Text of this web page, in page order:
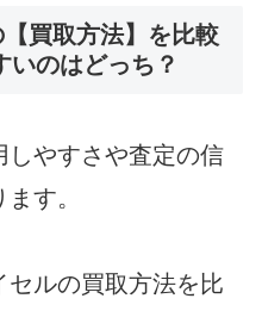
買取方法】を比較
いのはどっち？
しやすさや査定の信
す。
セルの買取方法を比